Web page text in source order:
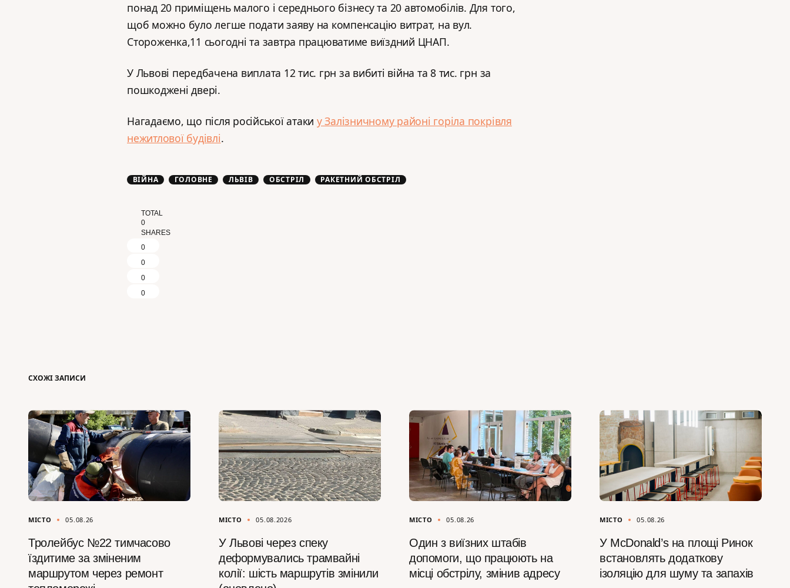
понад 20 приміщень малого і середнього бізнесу та 20 автомобілів. Для того,
щоб можно було легше подати заяву на компенсацію витрат, на вул.
Стороженка,11 сьогодні та завтра працюватиме виїздний ЦНАП.
У Львові передбачена виплата 12 тис. грн за вибиті війна та 8 тис. грн за
пошкоджені двері.
Нагадаємо, що після російської атаки у Залізничному районі горіла покрівля
нежитлової будівлі.
ВІЙНА ГОЛОВНЕ ЛЬВІВ ОБСТРІЛ РАКЕТНИЙ ОБСТРІЛ
TOTAL
0
SHARES
0
0
0
0
СХОЖІ ЗАПИСИ
МІСТО 05.08.26
Тролейбус №22 тимчасово
їздитиме за зміненим
маршрутом через ремонт
МІСТО 05.08.2026
У Львові через спеку
деформувались трамвайні
колії: шість маршрутів змінили
МІСТО 05.08.26
Один з виїзних штабів
допомоги, що працюють на
місці обстрілу, змінив адресу
МІСТО 05.08.26
У McDonald’s на площі Ринок
встановлять додаткову
ізоляцію для шуму та запахів